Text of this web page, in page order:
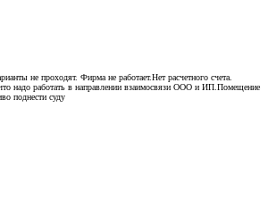
не проходят. Фирма не работает.Нет расчетного счета.
надо работать в направлении взаимосвязи ООО и ИП.Помещение
поднести суду